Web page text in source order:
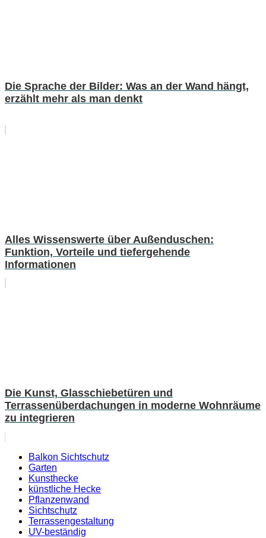
Die Sprache der Bilder: Was an der Wand hängt,
erzählt mehr als man denkt
Alles Wissenswerte über Außenduschen:
Funktion, Vorteile und tiefergehende
Informationen
Die Kunst, Glasschiebetüren und
Terrassenüberdachungen in moderne Wohnräume
zu integrieren
Balkon Sichtschutz
Garten
Kunsthecke
künstliche Hecke
Pflanzenwand
Sichtschutz
Terrassengestaltung
UV-beständig